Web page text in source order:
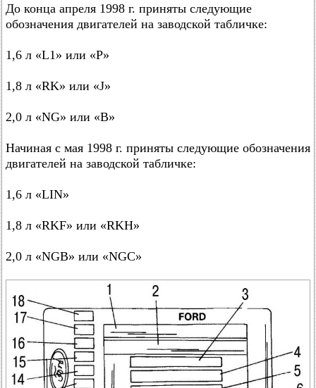
До конца апреля 1998 г. приняты следующие
обозначения двигателей на заводской табличке:
1,6 л «L1» или «P»
1,8 л «RK» или «J»
2,0 л «NG» или «B»
Начиная с мая 1998 г. приняты следующие обозначения
двигателей на заводской табличке:
1,6 л «LIN»
1,8 л «RKF» или «RKH»
2,0 л «NGB» или «NGC»